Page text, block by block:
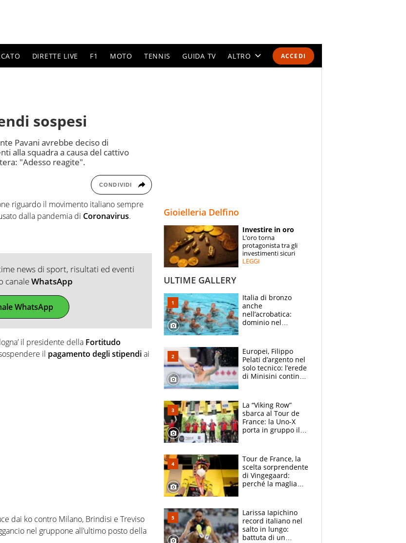
ACCEDI
DIRETTE LIVE F1 MOTO TENNIS GUIDA TV ALTRO
SPECIALI
ESPERTI
sospesi
Pavani avrebbe deciso di
alla squadra a causa del cattivo
"Adesso reagite".
CONDIVIDI
riguardo il movimento italiano sempre
dalla pandemia di Coronavirus.
news di sport, risultati ed eventi
canaleWhatsApp
WhatsApp
il presidente della Fortitudo
il pagamento degli stipendiai
dai ko contro Milano, Brindisi e Treviso
nel gruppone all’ultimo posto della
Gioielleria Delfino
Investire in oro
L’oro torna
protagonista tra gli
investimenti sicuri
LEGGI
ULTIME GALLERY
Italia di bronzo
anche
nell’acrobatica:
dominio nel
e compagni
continuare
Europei, Filippo
Pelati d’argento nel
solo tecnico: l’erede
di Minisini continua
mirino
La “Viking Row”
sbarca al Tour de
France: la Uno-X
porta in gruppo il
compagni
Tour de France, la
scelta sorprendente
di Vingegaard:
perché la maglia
rischio da evitare
Larissa Iapichino
record italiano nel
salto in lungo:
battuta di un